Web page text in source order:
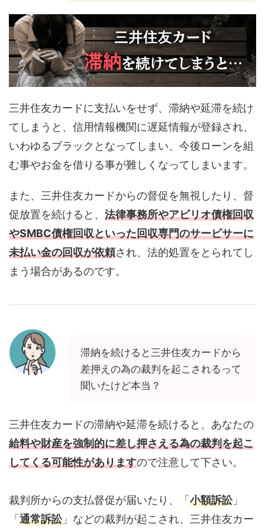
三井住友カードに支払いをせず、滞納や延滞を続け
てしまうと、信用情報機関に遅延情報が登録され、
いわゆるブラックとなってしまい、今後ローンを組
む事やお金を借りる事が難しくなってしまいます。
また、三井住友カードからの督促を無視したり、督
促放置を続けると、 法律事務所やアビリオ債権回収
やSMBC債権回収といった回収専門のサービサーに
未払い金の回収が依頼され、法的処置をとられてし
まう場合があるのです。
滞納を続けると三井住友カードから
差押えの為の裁判を起こされるって
聞いたけど本当？
三井住友カードの滞納や延滞を続けると、あなたの
給料や財産を強制的に差し押さえる為の裁判を起こ
してくる可能性がありますので注意して下さい。
裁判所からの支払督促が届いたり、「 小額訴訟」
「 通常訴訟」などの裁判が起こされ、三井住友カー